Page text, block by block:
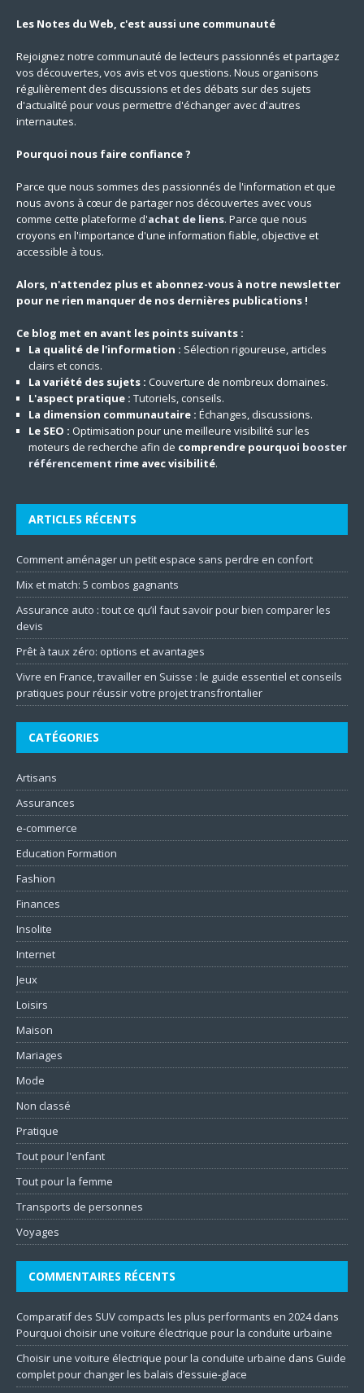
Les Notes du Web, c'est aussi une communauté
Rejoignez notre communauté de lecteurs passionnés et partagez
vos découvertes, vos avis et vos questions. Nous organisons
régulièrement des discussions et des débats sur des sujets
d'actualité pour vous permettre d'échanger avec d'autres
internautes.
Pourquoi nous faire confiance ?
Parce que nous sommes des passionnés de l'information et que
nous avons à cœur de partager nos découvertes avec vous
comme cette plateforme d'achat de liens. Parce que nous
croyons en l'importance d'une information fiable, objective et
accessible à tous.
Alors, n'attendez plus et abonnez-vous à notre newsletter
pour ne rien manquer de nos dernières publications !
Ce blog met en avant les points suivants :
La qualité de l'information : Sélection rigoureuse, articles
clairs et concis.
La variété des sujets : Couverture de nombreux domaines.
L'aspect pratique : Tutoriels, conseils.
La dimension communautaire : Échanges, discussions.
Le SEO : Optimisation pour une meilleure visibilité sur les
moteurs de recherche afin de comprendre pourquoi booster
référencement rime avec visibilité.
ARTICLES RÉCENTS
Comment aménager un petit espace sans perdre en confort
Mix et match: 5 combos gagnants
Assurance auto : tout ce qu’il faut savoir pour bien comparer les
devis
Prêt à taux zéro: options et avantages
Vivre en France, travailler en Suisse : le guide essentiel et conseils
pratiques pour réussir votre projet transfrontalier
CATÉGORIES
Artisans
Assurances
e-commerce
Education Formation
Fashion
Finances
Insolite
Internet
Jeux
Loisirs
Maison
Mariages
Mode
Non classé
Pratique
Tout pour l'enfant
Tout pour la femme
Transports de personnes
Voyages
COMMENTAIRES RÉCENTS
Comparatif des SUV compacts les plus performants en 2024dans
Pourquoi choisir une voiture électrique pour la conduite urbaine
Choisir une voiture électrique pour la conduite urbaine dans Guide
complet pour changer les balais d’essuie-glace